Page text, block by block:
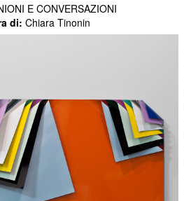
E CONVERSAZIONI
di: Chiara Tinonin